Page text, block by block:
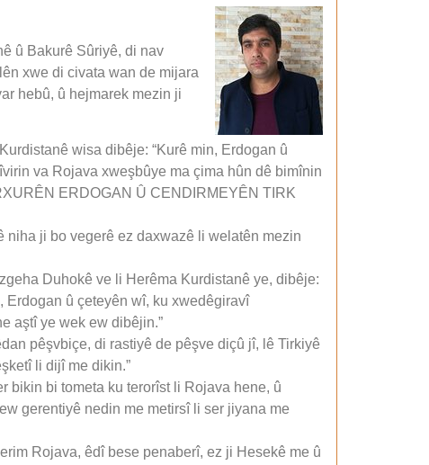
û Bakurê Sûriyê, di nav
xwe di civata wan de mijara
hebû, û hejmarek mezin ji
wisa dibêje: “Kurê min, Erdogan û
va Rojava xweşbûye ma çima hûn dê bimînin
ERDOGAN Û CENDIRMEYÊN TIRK
niha ji bo vegerê ez daxwazê li welatên mezin
Duhokê ve li Herêma Kurdistanê ye, dibêje:
Erdogan û çeteyên wî, ku xwedêgiravî
aştî ye wek ew dibêjin.”
pêşvbiçe, di rastiyê de pêşve diçû jî, lê Tirkiyê
li dijî me dikin.”
bikin bi tometa ku terorîst li Rojava hene, û
gerentiyê nedin me metirsî li ser jiyana me
Rojava, êdî bese penaberî, ez ji Hesekê me û